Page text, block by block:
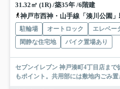
31.32㎡ (1R) /築35年 /6階建
神戸市西神・山手線「湊川公園
駐輪場 オートロック エレベー
閑静な住宅地
バイク置場あり
セブンイレブン 神戸湊町4丁目店ま
もポイント。共用部には敷地内ごみ